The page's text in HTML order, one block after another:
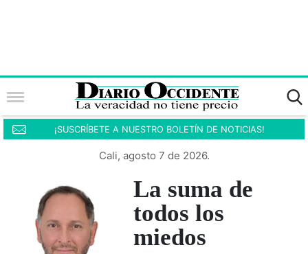
¡SUSCRÍBETE A NUESTRO BOLETÍN DE NOTICIAS!
Cali, agosto 7 de 2026.
La suma de
todos los
miedos